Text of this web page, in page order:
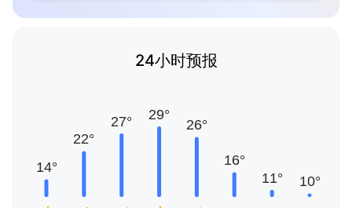
24小时预报